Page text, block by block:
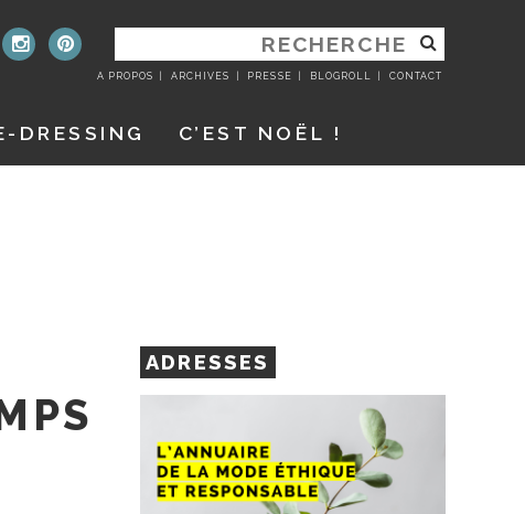
RECHERCHER
:
A PROPOS ARCHIVES PRESSE BLOGROLL CONTACT
DRESSING C’EST NOËL !
ADRESSES